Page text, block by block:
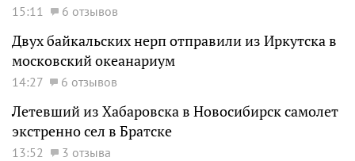
15:11 6 отзывов
Двух байкальских нерп отправили из Иркутска в
московский океанариум
14:27 6 отзывов
Летевший из Хабаровска в Новосибирск самолет
экстренно сел в Братске
13:52
3 отзыва